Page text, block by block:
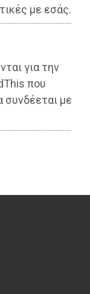
με εσάς.
για την
που
συνδέεται με